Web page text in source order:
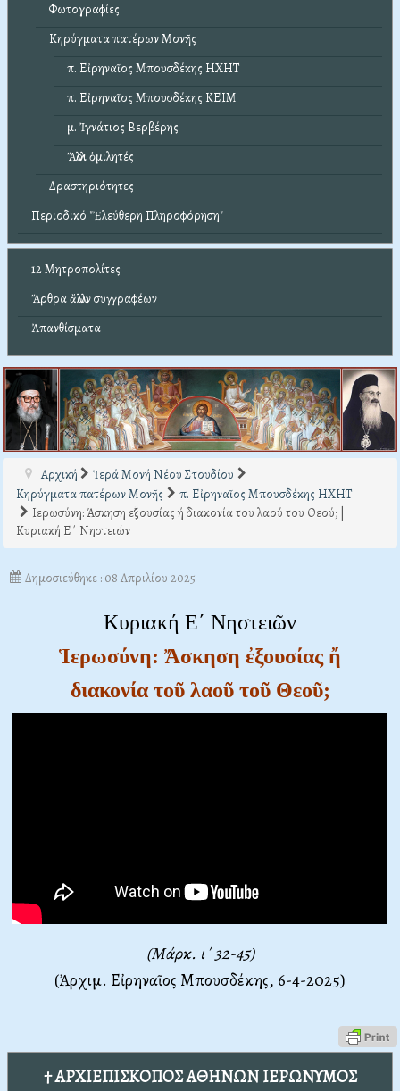
Φωτογραφίες
Κηρύγματα πατέρων Μονῆς
π. Εἰρηναῖος Μπουσδέκης ΗΧΗΤ
π. Εἰρηναῖος Μπουσδέκης ΚΕΙΜ
μ. Ἰγνάτιος Βερβέρης
Ἄλλοι ὁμιλητές
Δραστηριότητες
Περιοδικό "Ἐλεύθερη Πληροφόρηση"
12 Μητροπολίτες
Ἄρθρα ἄλλων συγγραφέων
Ἀπανθίσματα
Αρχική
Ἱερά Μονή Νέου Στουδίου
Κηρύγματα πατέρων Μονῆς
π. Εἰρηναῖος Μπουσδέκης ΗΧΗΤ
Ιερωσύνη: Άσκηση εξουσίας ή διακονία του λαού του Θεού; |
Κυριακή Ε΄ Νηστειών
Δημοσιεύθηκε : 08 Απριλίου 2025
Κυριακή Ε΄ Νηστειῶν
Ἱερωσύνη: Ἄσκηση ἐξουσίας ἤ
διακονία τοῦ λαοῦ τοῦ Θεοῦ;
(Μάρκ. ι΄ 32-45)
(Ἀρχιμ. Εἰρηναῖος Μπουσδέκης, 6-4-2025)
† ΑΡΧΙΕΠΙΣΚΟΠΟΣ ΑΘΗΝΩΝ ΙΕΡΩΝΥΜΟΣ